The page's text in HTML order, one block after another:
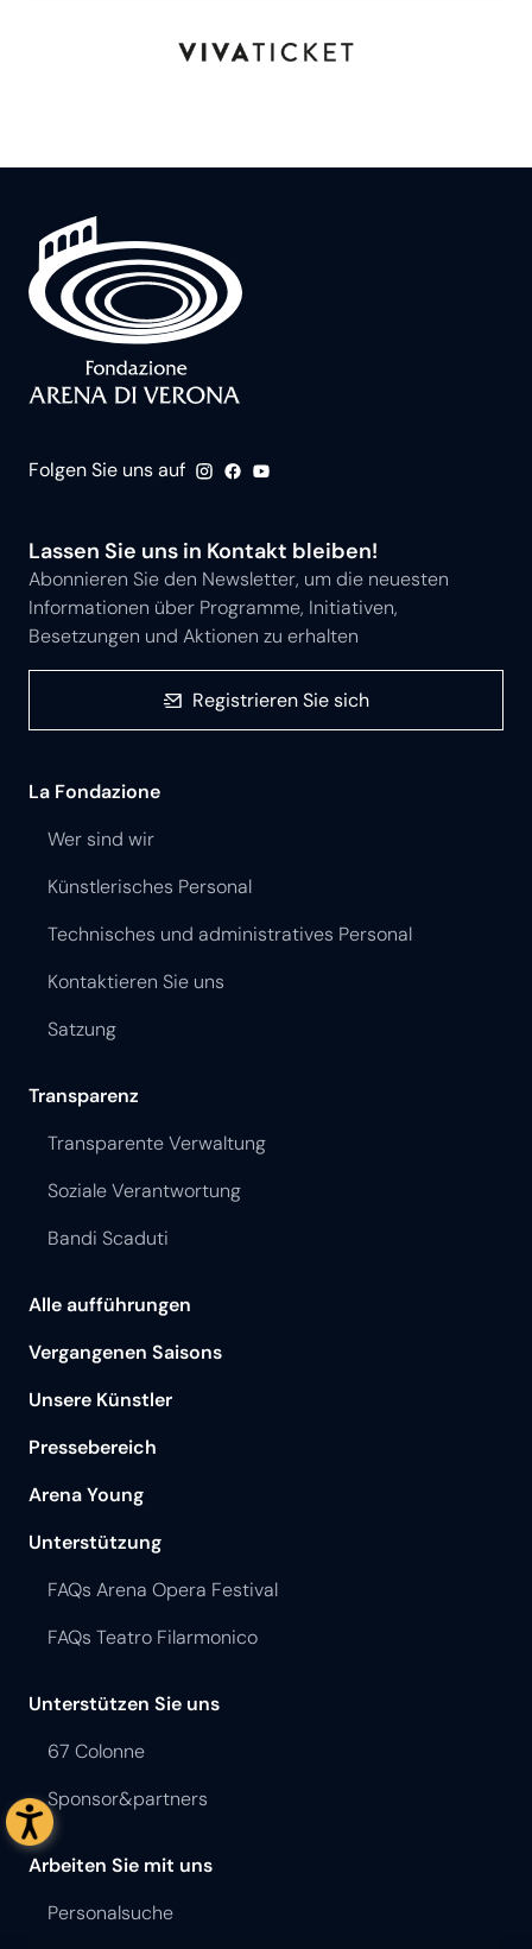
Folgen Sie uns auf
Lassen Sie uns in Kontakt bleiben!
Abonnieren Sie den Newsletter, um die neuesten
Informationen über Programme, Initiativen,
Besetzungen und Aktionen zu erhalten
Registrieren Sie sich
La Fondazione
Wer sind wir
Künstlerisches Personal
Technisches und administratives Personal
Kontaktieren Sie uns
Satzung
Transparenz
Transparente Verwaltung
Soziale Verantwortung
Bandi Scaduti
Alle aufführungen
Vergangenen Saisons
Unsere Künstler
Pressebereich
Arena Young
Unterstützung
FAQs Arena Opera Festival
FAQs Teatro Filarmonico
Unterstützen Sie uns
67 Colonne
Sponsor&partners
Arbeiten Sie mit uns
Personalsuche